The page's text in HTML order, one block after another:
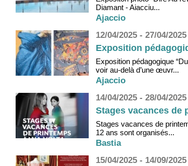
Diamant - Aiacciu...
Ajaccio
12/04/2025 - 27/04/2025
Exposition
Exposition pédagogique
voir au-delà d’une œuvr...
Ajaccio
14/04/2025 - 28/04/2025
Stages vacances de
Stages vacances de
12 ans sont organisés...
Bastia
15/04/2025 - 14/09/2025